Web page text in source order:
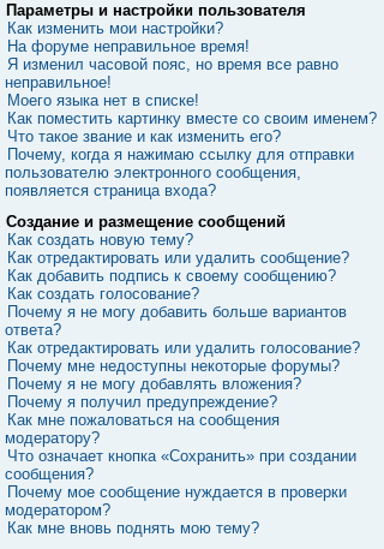
Параметры и настройки пользователя
Как изменить мои настройки?
На форуме неправильное время!
Я изменил часовой пояс, но время все равно
неправильное!
Моего языка нет в списке!
Как поместить картинку вместе со своим именем?
Что такое звание и как изменить его?
Почему, когда я нажимаю ссылку для отправки
пользователю электронного сообщения,
появляется страница входа?
Создание и размещение сообщений
Как создать новую тему?
Как отредактировать или удалить сообщение?
Как добавить подпись к своему сообщению?
Как создать голосование?
Почему я не могу добавить больше вариантов
ответа?
Как отредактировать или удалить голосование?
Почему мне недоступны некоторые форумы?
Почему я не могу добавлять вложения?
Почему я получил предупреждение?
Как мне пожаловаться на сообщения
модератору?
Что означает кнопка «Сохранить» при создании
сообщения?
Почему мое сообщение нуждается в проверки
модератором?
Как мне вновь поднять мою тему?